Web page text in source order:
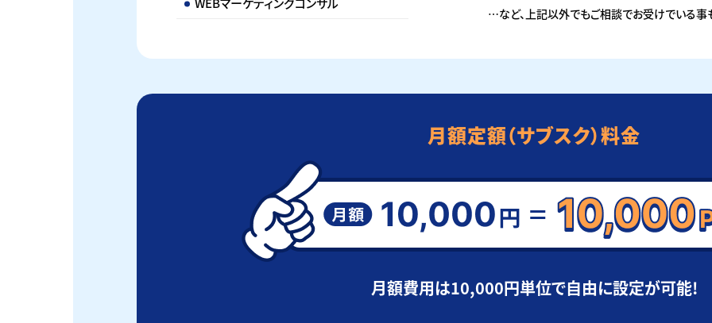
…など、上記以外でもご相談でお受けでいる事
月額定額（サブスク）料金
月額費用は10,000円単位で自由に設定が可能!